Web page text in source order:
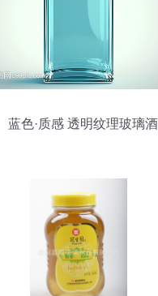
蓝色·质感 透明纹理玻璃